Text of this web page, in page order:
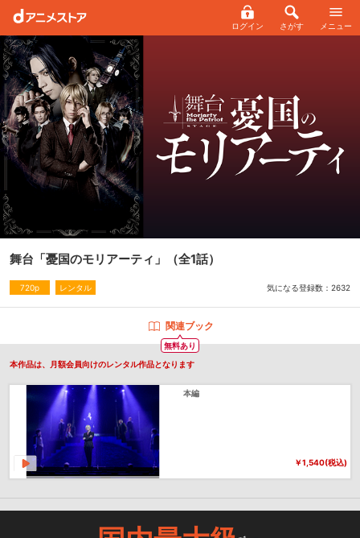
ログイン さがす メニュー
舞台「憂国のモリアーティ」 （全1話）
720p レンタル 気になる登録数： 2632
無料あり
関連ブック
本作品は、月額会員向けのレンタル作品となります
本編
￥1,540(税込)